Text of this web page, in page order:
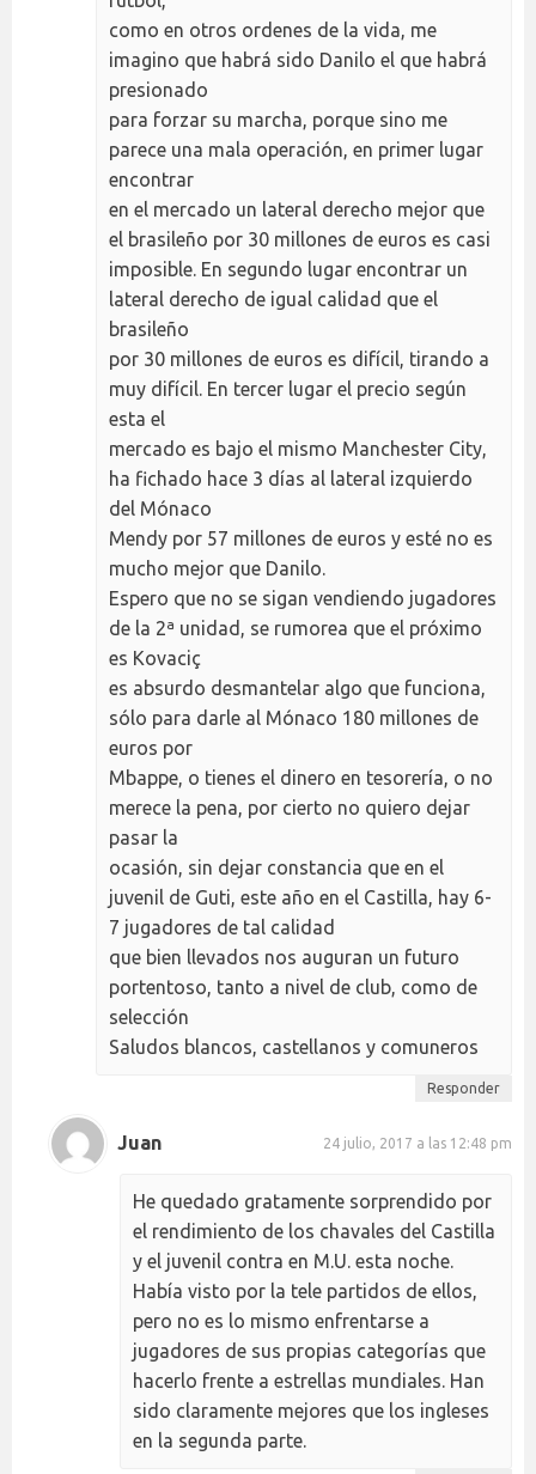
como en otros ordenes de la vida, me
imagino que habrá sido Danilo el que habrá
presionado
para forzar su marcha, porque sino me
parece una mala operación, en primer lugar
encontrar
en el mercado un lateral derecho mejor que
el brasileño por 30 millones de euros es casi
imposible. En segundo lugar encontrar un
lateral derecho de igual calidad que el
brasileño
por 30 millones de euros es difícil, tirando a
muy difícil. En tercer lugar el precio según
esta el
mercado es bajo el mismo Manchester City,
ha fichado hace 3 días al lateral izquierdo
del Mónaco
Mendy por 57 millones de euros y esté no es
mucho mejor que Danilo.
Espero que no se sigan vendiendo jugadores
de la 2ª unidad, se rumorea que el próximo
es Kovaciç
es absurdo desmantelar algo que funciona,
sólo para darle al Mónaco 180 millones de
euros por
Mbappe, o tienes el dinero en tesorería, o no
merece la pena, por cierto no quiero dejar
pasar la
ocasión, sin dejar constancia que en el
juvenil de Guti, este año en el Castilla, hay 6-
7 jugadores de tal calidad
que bien llevados nos auguran un futuro
portentoso, tanto a nivel de club, como de
selección
Saludos blancos, castellanos y comuneros
Responder
Juan 24 julio, 2017 a las 12:48 pm
He quedado gratamente sorprendido por
el rendimiento de los chavales del Castilla
y el juvenil contra en M.U. esta noche.
Había visto por la tele partidos de ellos,
pero no es lo mismo enfrentarse a
jugadores de sus propias categorías que
hacerlo frente a estrellas mundiales. Han
sido claramente mejores que los ingleses
en la segunda parte.